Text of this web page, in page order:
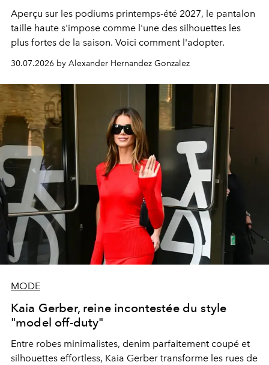
Aperçu sur les podiums printemps-été 2027, le pantalon
taille haute s'impose comme l'une des silhouettes les
plus fortes de la saison. Voici comment l'adopter.
30.07.2026 by Alexander Hernandez Gonzalez
MODE
Kaia Gerber, reine incontestée du style
"model off-duty"
Entre robes minimalistes, denim parfaitement coupé et
silhouettes effortless, Kaia Gerber transforme les rues de